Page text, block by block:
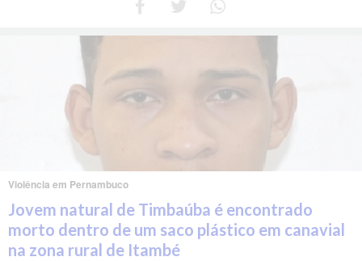
Violência em Pernambuco
Jovem natural de Timbaúba é encontrado
morto dentro de um saco plástico em canavial
na zona rural de Itambé